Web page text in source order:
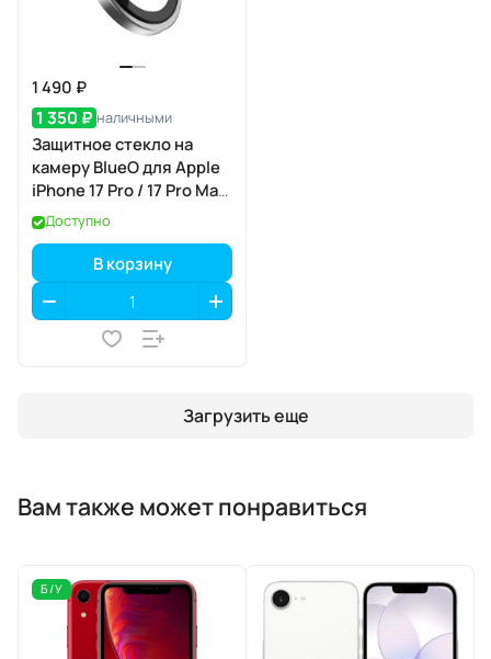
1 490 ₽
1 350 ₽ наличными
Защитное стекло на
камеру BlueO для Apple
iPhone 17 Pro / 17 Pro Max,
Aluminium, 3 шт., Silver
(серебристый), с
аппликатором
Доступно
В корзину
Загрузить еще
Вам также может понравиться
Б/У